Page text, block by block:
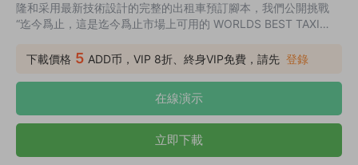
隆和采用最新技術設計的完整的出租車預訂腳本，我們公開挑戰
“迄今爲止，這是迄今爲止市場上可用的 WORLDS BEST TAXI
下載價格 5 ADD币，VIP 8折、終身VIP免費，請先 登錄
在線演示
立即下載